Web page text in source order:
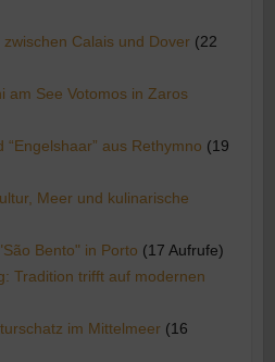
Calais und Dover (22
am See Votomos in Zaros
“Engelshaar” aus Rethymno (19
Meer und kulinarische
Bento" in Porto (17 Aufrufe)
Tradition trifft auf modernen
im Mittelmeer (16